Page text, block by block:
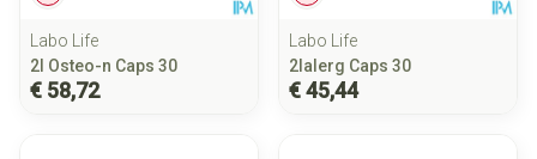
Labo Life
2l Osteo-n Caps 30
€ 58,72
Labo Life
2lalerg Caps 30
€ 45,44